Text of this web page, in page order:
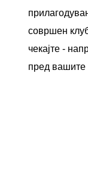
совршен
чекајте -
пред вашите